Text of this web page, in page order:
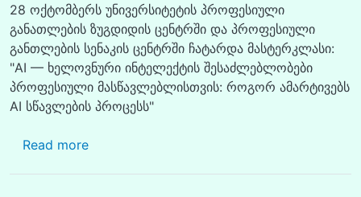
28 ოქტომბერს უნივერსიტეტის პროფესიული
განათლების ზუგდიდის ცენტრში და პროფესიული
განთლების სენაკის ცენტრში ჩატარდა მასტერკლასი:
"AI — ხელოვნური ინტელექტის შესაძლებლობები
პროფესიული მასწავლებლისთვის: როგორ ამარტივებს
AI სწავლების პროცესს"
Read moreabout მასტერკლასი: "AI — ხელოვნური